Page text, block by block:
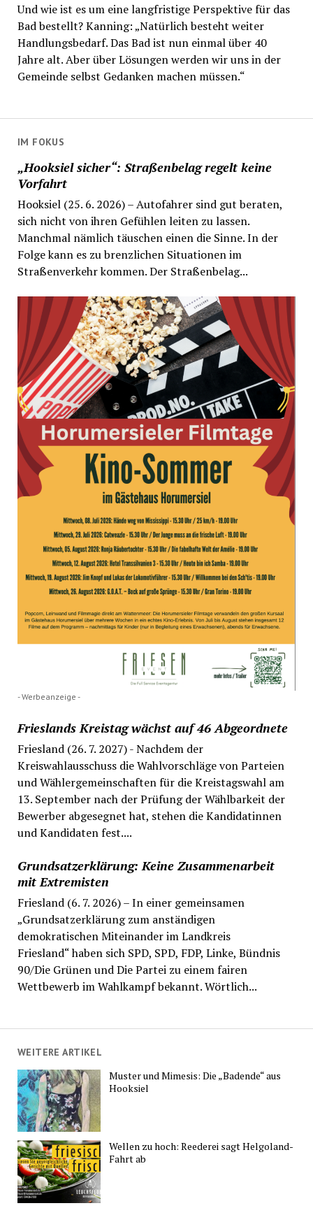
IM FOKUS
„Hooksiel sicher“: Straßenbelag regelt keine
Vorfahrt
Hooksiel (25. 6. 2026) – Autofahrer sind gut beraten,
sich nicht von ihren Gefühlen leiten zu lassen.
Manchmal nämlich täuschen einen die Sinne. In der
Folge kann es zu brenzlichen Situationen im
Straßenverkehr kommen. Der Straßenbelag...
- Werbeanzeige -
Frieslands Kreistag wächst auf 46 Abgeordnete
Friesland (26. 7. 2027) - Nachdem der
Kreiswahlausschuss die Wahlvorschläge von Parteien
und Wählergemeinschaften für die Kreistagswahl am
13. September nach der Prüfung der Wählbarkeit der
Bewerber abgesegnet hat, stehen die Kandidatinnen
und Kandidaten fest....
Grundsatzerklärung: Keine Zusammenarbeit
mit Extremisten
Friesland (6. 7. 2026) – In einer gemeinsamen
„Grundsatzerklärung zum anständigen
demokratischen Miteinander im Landkreis
Friesland“ haben sich SPD, SPD, FDP, Linke, Bündnis
90/Die Grünen und Die Partei zu einem fairen
Wettbewerb im Wahlkampf bekannt. Wörtlich...
Und wie ist es um eine langfristige Perspektive für das
Bad bestellt? Kanning: „Natürlich besteht weiter
Handlungsbedarf. Das Bad ist nun einmal über 40
Jahre alt. Aber über Lösungen werden wir uns in der
Gemeinde selbst Gedanken machen müssen.“
WEITERE ARTIKEL
Muster und Mimesis: Die „Badende“ aus
Hooksiel
Wellen zu hoch: Reederei sagt Helgoland-
Fahrt ab